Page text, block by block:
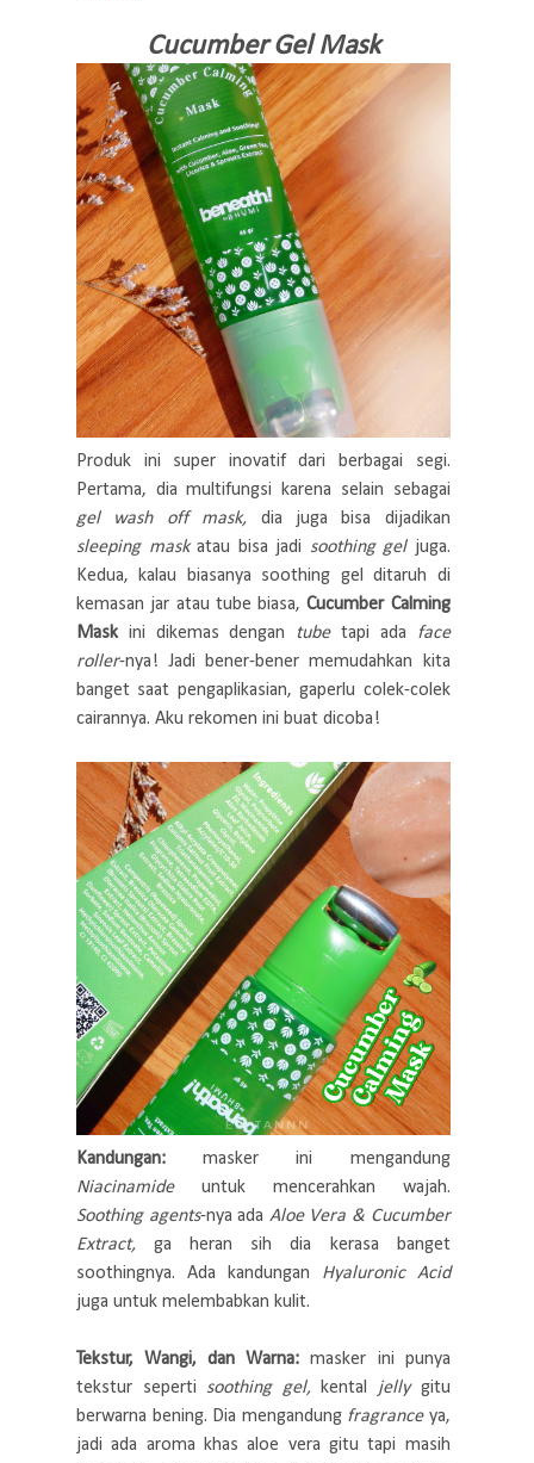
Cucumber Gel Mask
Produk ini super inovatif dari berbagai segi.
Pertama, dia multifungsi karena selain sebagai
gel wash off mask, dia juga bisa dijadikan
sleeping maskatau bisa jadi soothing gel juga.
Kedua, kalau biasanya soothing gel ditaruh di
kemasan jar atau tube biasa,Cucumber Calming
Maskini dikemas dengan tubetapi ada face
roller-nya! Jadi bener-bener memudahkan kita
banget saat pengaplikasian, gaperlu colek-colek
cairannya. Aku rekomen ini buat dicoba!
Kandungan: masker ini mengandung
Niacinamide untuk mencerahkan wajah.
Soothing agents-nya ada Aloe Vera & Cucumber
Extract, ga heran sih dia kerasa banget
soothingnya. Ada kandungan Hyaluronic Acid
juga untuk melembabkan kulit.
Tekstur, Wangi, dan Warna:masker ini punya
tekstur seperti soothing gel, kental jelly gitu
berwarna bening. Dia mengandung fragrance ya,
jadi ada aroma khas aloe vera gitu tapi masih